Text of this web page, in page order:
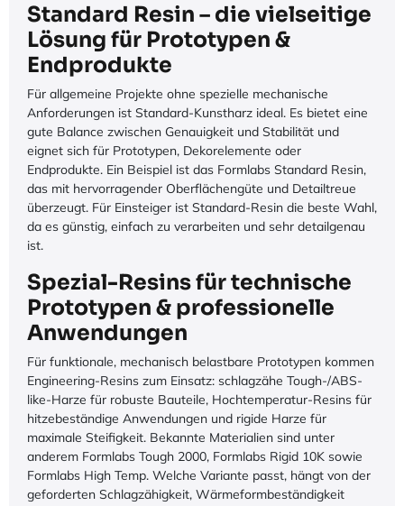
Standard Resin – die vielseitige
Lösung für Prototypen &
Endprodukte
Für allgemeine Projekte ohne spezielle mechanische
Anforderungen ist Standard-Kunstharz ideal. Es bietet eine
gute Balance zwischen Genauigkeit und Stabilität und
eignet sich für Prototypen, Dekorelemente oder
Endprodukte. Ein Beispiel ist das Formlabs Standard Resin,
das mit hervorragender Oberflächengüte und Detailtreue
überzeugt. Für Einsteiger ist Standard-Resin die beste Wahl,
da es günstig, einfach zu verarbeiten und sehr detailgenau
ist.
Spezial-Resins für technische
Prototypen & professionelle
Anwendungen
Für funktionale, mechanisch belastbare Prototypen kommen
Engineering-Resins zum Einsatz: schlagzähe Tough-/ABS-
like-Harze für robuste Bauteile, Hochtemperatur-Resins für
hitzebeständige Anwendungen und rigide Harze für
maximale Steifigkeit. Bekannte Materialien sind unter
anderem Formlabs Tough 2000, Formlabs Rigid 10K sowie
Formlabs High Temp. Welche Variante passt, hängt von der
geforderten Schlagzähigkeit, Wärmeformbeständigkeit